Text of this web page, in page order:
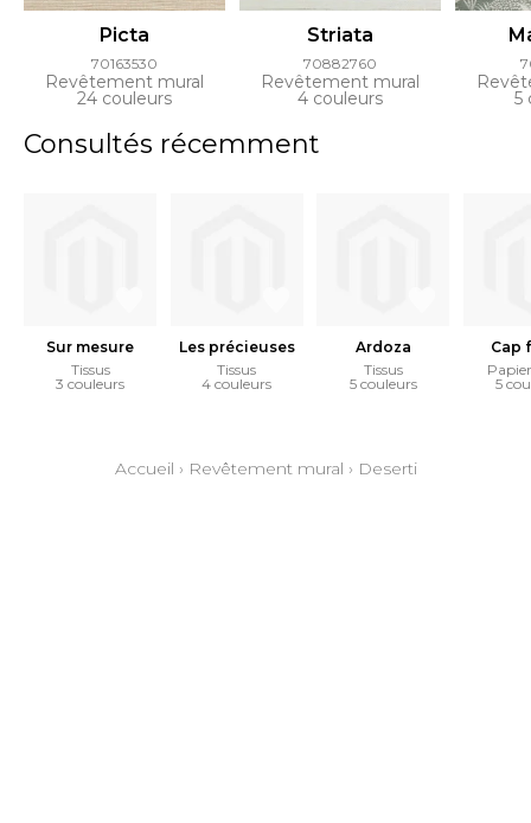
Picta
70163530
Revêtement mural
24 couleurs
Striata
70882760
Revêtement mural
4 couleurs 5
Consultés récemment
Sur mesure
Tissus
3 couleurs
Les précieuses
Tissus
4 couleurs
Ardoza
Tissus
5 couleurs
Cap
5
Accueil › Revêtement mural › Deserti